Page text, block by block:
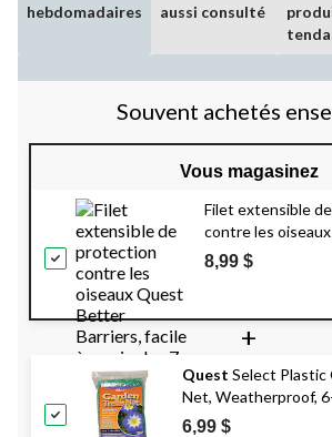
hebdomadaires
aussi consulté
Souvent achetés
Vous magasinez
Filet extensible
contre les oiseaux
Barriers, facile à
noir
8,99 $
+
Quest Select Plastic
Net, Weatherproof,
6,99 $